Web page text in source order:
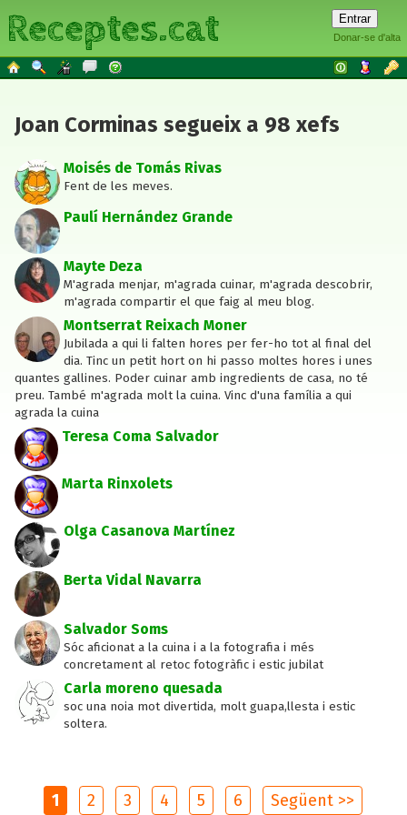
Donar-se d'alta
Receptes.cat
Joan Corminas segueix a 98 xefs
Moisés de Tomás Rivas
Fent de les meves.
Paulí Hernández Grande
Mayte Deza
M'agrada menjar, m'agrada cuinar, m'agrada descobrir,
m'agrada compartir el que faig al meu blog.
Montserrat Reixach Moner
Jubilada a qui li falten hores per fer-ho tot al final del
dia. Tinc un petit hort on hi passo moltes hores i unes
quantes gallines. Poder cuinar amb ingredients de casa, no té
preu. També m'agrada molt la cuina. Vinc d'una família a qui
agrada la cuina
Teresa Coma Salvador
Marta Rinxolets
Olga Casanova Martínez
Berta Vidal Navarra
Salvador Soms
Sóc aficionat a la cuina i a la fotografia i més
concretament al retoc fotogràfic i estic jubilat
Carla moreno quesada
soc una noia mot divertida, molt guapa,llesta i estic
soltera.
1 2 3 4 5 6 Següent >>